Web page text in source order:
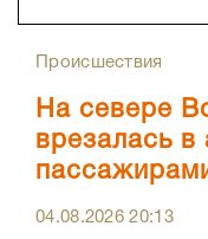
Происшествия
На севере
врезалась
04.08.202620:13